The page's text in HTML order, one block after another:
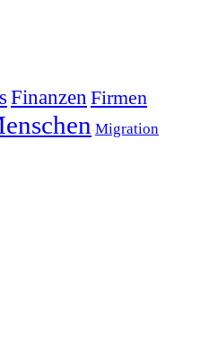
Finanzen Firmen
Migration